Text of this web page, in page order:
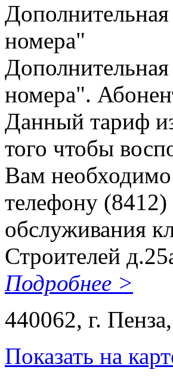
номера"
номера".
Данный тариф
того чтобы
Вам необходимо
телефону
обслуживания
Строителей
Подробнее >
440062, г.
Показать на